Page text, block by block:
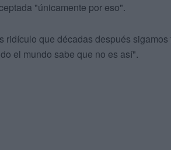
"únicamente por eso".
ridículo que décadas después
el mundo sabe que no es así".